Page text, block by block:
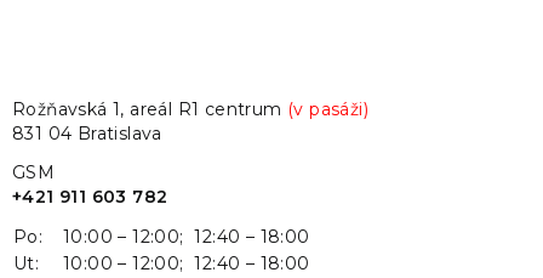
Rožňavská 1, areál R1 centrum (v pasáži)
831 04 Bratislava
GSM
+421 911 603 782
Po:
10:00 – 12:00; 12:40 – 18:00
Ut:
10:00 – 12:00; 12:40 – 18:00